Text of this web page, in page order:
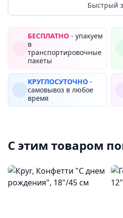
Быстрый
БЕСПЛАТНО - упакуем
в
транспортировочные
пакеты
КРУГЛОСУТОЧНО -
самовывоз в любое
время
С этим товаром